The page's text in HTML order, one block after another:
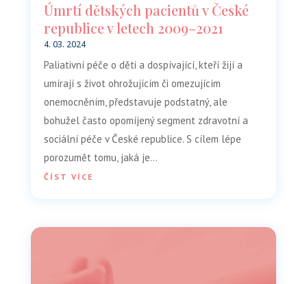
Úmrtí dětských pacientů v České
republice v letech 2009–2021
4. 03. 2024
Paliativní péče o děti a dospívající, kteří žijí a
umírají s život ohrožujícím či omezujícím
onemocněním, představuje podstatný, ale
bohužel často opomíjený segment zdravotní a
sociální péče v České republice. S cílem lépe
porozumět tomu, jaká je...
ČÍST VÍCE